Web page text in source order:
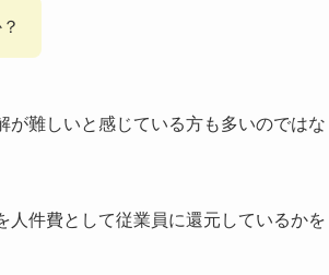
難しいと感じている方も多いのではな
件費として従業員に還元しているかを